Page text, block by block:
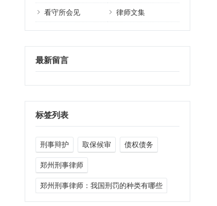
看守所会见 律师文集
最新留言
标签列表
刑事辩护 取保候审 债权债务
郑州刑事律师
郑州刑事律师：我国刑罚的种类有哪些